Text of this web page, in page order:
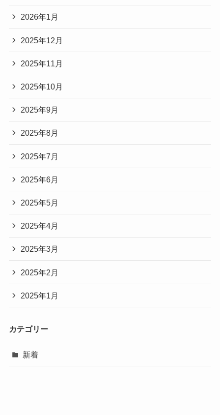
2026年1月
2025年12月
2025年11月
2025年10月
2025年9月
2025年8月
2025年7月
2025年6月
2025年5月
2025年4月
2025年3月
2025年2月
2025年1月
カテゴリー
新着